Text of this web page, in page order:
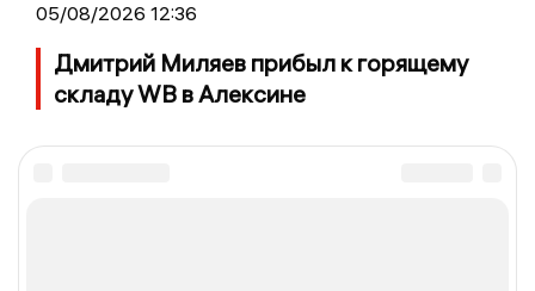
05/08/2026 12:36
Дмитрий Миляев прибыл к горящему
складу WB в Алексине